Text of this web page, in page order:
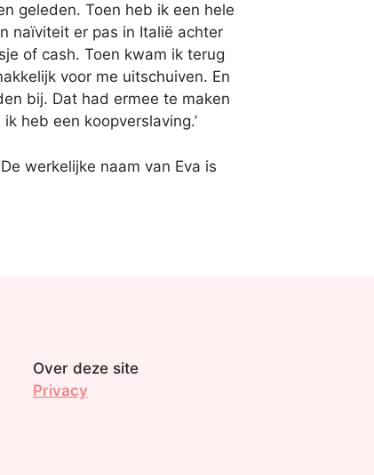
geleden. Toen heb ik een hele
naïviteit er pas in Italië achter
of cash. Toen kwam ik terug
voor me uitschuiven. En
bij. Dat had ermee te maken
heb een koopverslaving.’
werkelijke naam van Eva is
Over deze site
Privacy